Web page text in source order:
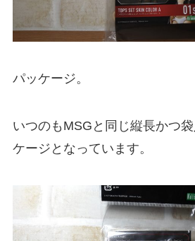
パッケージ。
いつのもMSGと同じ縦長かつ
ケージとなっています。